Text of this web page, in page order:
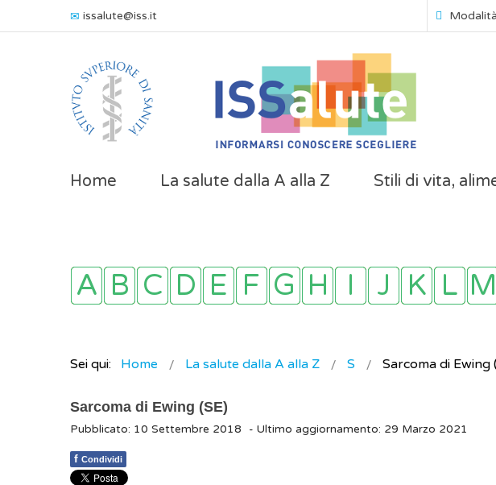
issalute@iss.it
Home La salute dalla A alla Z Stili di vita,
Sei qui: Home La salute dalla A alla Z S Sarcoma di Ewing
Sarcoma di Ewing (SE)
Pubblicato: 10 Settembre 2018 - Ultimo aggiornamento: 29 Marzo 2021
f Condividi